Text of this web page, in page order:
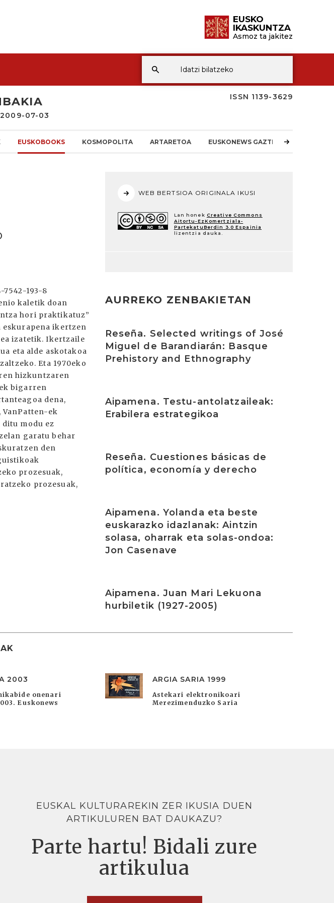
EUSKO
IKASKUNTZA
Asmoz ta jakitez
ISSN 1139-3629
07-03
EUSKOBOOKS KOSMOPOLITA ARTARETOA EUSKONEWS GAZTEA
193-8
kaletik doan
hori praktikatuz”
eskurapena ikertzen
izatetik. Ikertzaile
eta alde askotakoa
Eta 1970eko
hizkuntzaren
bigarren
dena,
ek
modu ez
garatu behar
den
prozesuak,
prozesuak,
WEB BERTSIOA ORIGINALA IKUSI
Lan honek Creative Commons
Aitortu-EzKomertziala-
PartekatuBerdin 3.0 Espainia
lizentzia dauka.
AURREKO ZENBAKIETAN
Reseña. Selected writings of José
Miguel de Barandiarán: Basque
Prehistory and Ethnography
Aipamena. Testu-antolatzaileak:
Erabilera estrategikoa
Reseña. Cuestiones básicas de
política, economía y derecho
Aipamena. Yolanda eta beste
euskarazko idazlanak: Aintzin
solasa, oharrak eta solas-ondoa:
Jon Casenave
Aipamena. Juan Mari Lekuona
hurbiletik (1927-2005)
2003
onenari
Euskonews
ARGIA SARIA 1999
Astekari elektronikoari
Merezimenduzko Saria
EUSKAL KULTURAREKIN ZER IKUSIA DUEN
ARTIKULUREN BAT DAUKAZU?
Parte hartu! Bidali zure
artikulua